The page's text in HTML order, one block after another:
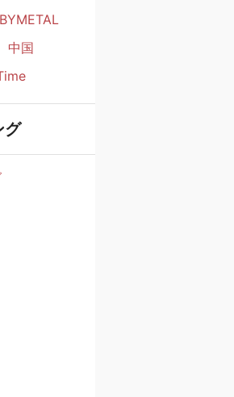
中国
グ